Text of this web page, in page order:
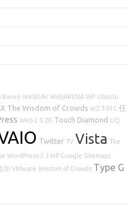
Raven WebDAV WebARENA WP Ubuntu
The Wisdom of Crowds WZ T-01C 任
Web 2.0 ZK Touch Diamond UQ
Twitter TV Vista The
WordPress 2.3 WP Google Sitemaps
加 VMware Wisdom of Crowds Type G